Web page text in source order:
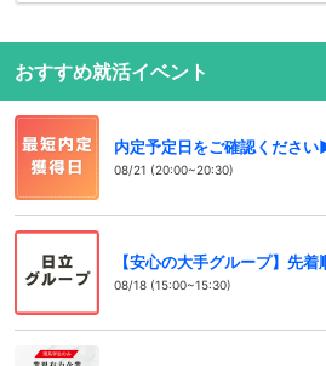
おすすめ就活イベント
内定予定日をご確認くださ
08/21 (20:00~20:30)
【安心の大手グループ】先着
08/18 (15:00~15:30)